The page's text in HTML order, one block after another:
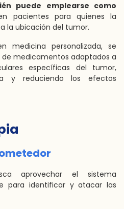
puede emplearse como
pacientes para quienes la
la ubicación del tumor.
medicina personalizada, se
medicamentos adaptados a
específicas del tumor,
y reduciendo los efectos
aprovechar el sistema
para identificar y atacar las